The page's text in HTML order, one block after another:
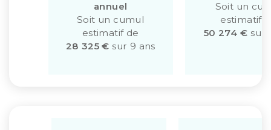
annuel
Soit un cumul
estimatif de
28 325 € sur 9 ans
Soit un
estimatif
50 274 € sur